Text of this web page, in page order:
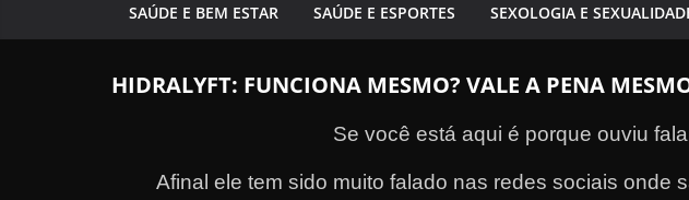
l
SAÚDE E BEM ESTAR SAÚDE E ESPORTES SEXOLOGIA E
HIDRALYFT: FUNCIONA MESMO? VALE A PENA
Se você está aqui é porque ouviu
Afinal ele tem sido muito falado nas redes sociais onde